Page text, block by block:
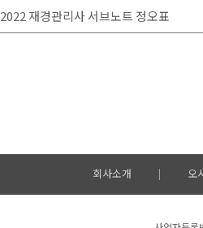
2022 재경관리사 서브노트 정오표
회사소개 | 오